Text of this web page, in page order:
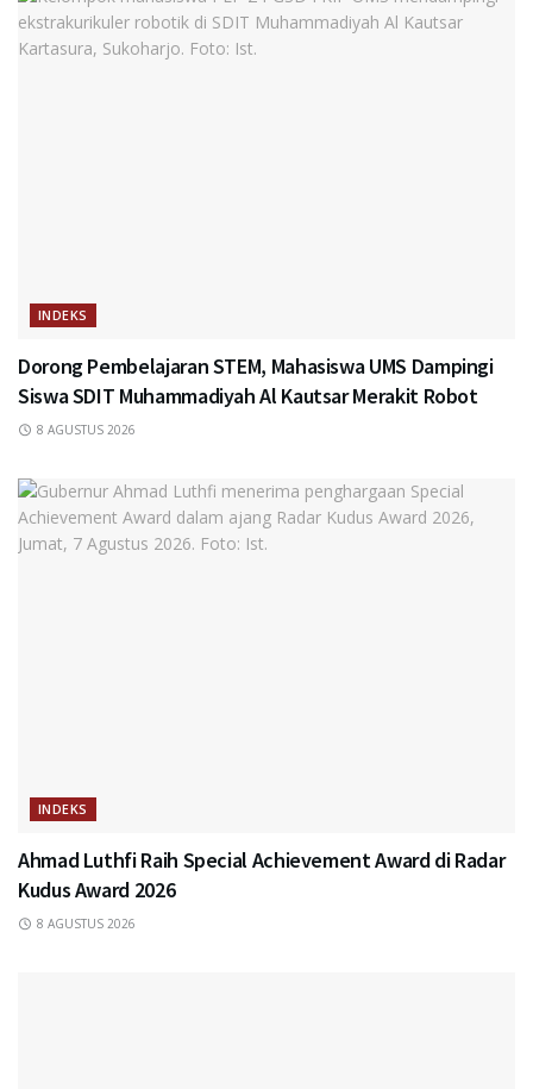
INDEKS
Dorong Pembelajaran STEM, Mahasiswa UMS Dampingi
Siswa SDIT Muhammadiyah Al Kautsar Merakit Robot
8 AGUSTUS 2026
INDEKS
Ahmad Luthfi Raih Special Achievement Award di Radar
Kudus Award 2026
8 AGUSTUS 2026